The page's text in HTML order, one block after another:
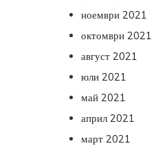
ноември 2021
октомври 2021
август 2021
юли 2021
май 2021
април 2021
март 2021